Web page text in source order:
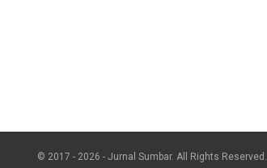
© 2017 - 2026 - Jurnal Sumbar. All Rights Reserved.